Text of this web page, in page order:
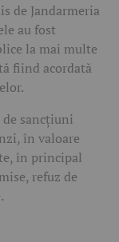
de Jandarmeria
au fost
la mai multe
fiind acordată
.
sancțiuni
în valoare
în principal
refuz de